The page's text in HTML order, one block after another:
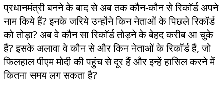
प्रधानमंत्री बनने के बाद से अब तक कौन-कौन से रिकॉर्ड अपने
नाम किये हैं? इनके जरिये उन्होंने किन नेताओं के पिछले रिकॉर्ड
को तोड़ा? अब वे कौन सा रिकॉर्ड तोड़ने के बेहद करीब आ चुके
हैं? इसके अलावा वे कौन से और किन नेताओं के रिकॉर्ड हैं, जो
फिलहाल पीएम मोदी की पहुंच से दूर हैं और इन्हें हासिल करने में
कितना समय लग सकता है?